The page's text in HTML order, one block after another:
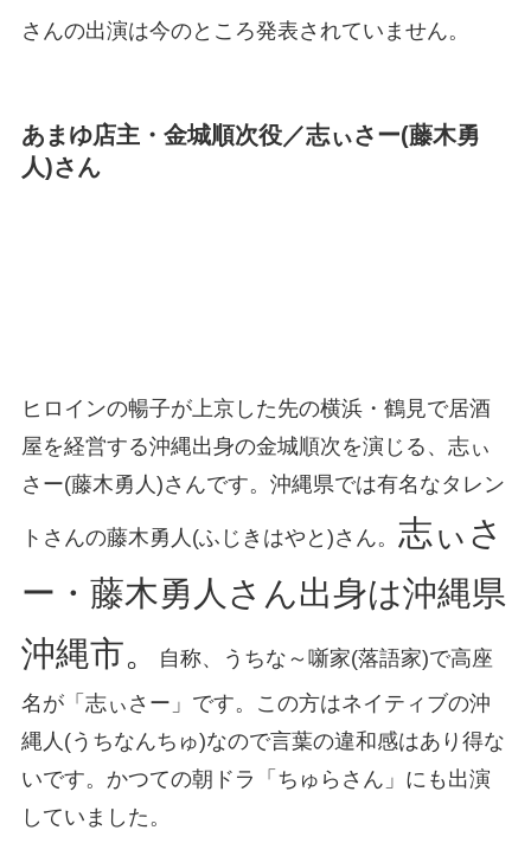
さんの出演は今のところ発表されていません。
あまゆ店主・金城順次役／志ぃさー(藤木勇
人)さん
ヒロインの暢子が上京した先の横浜・鶴見で居酒
屋を経営する沖縄出身の金城順次を演じる、志ぃ
さー(藤木勇人)さんです。沖縄県では有名なタレン
トさんの藤木勇人(ふじきはやと)さん。 志ぃさ
ー・藤木勇人さん出身は沖縄県
沖縄市。
自称、うちな～噺家(落語家)で高座
名が「志ぃさー」です。この方はネイティブの沖
縄人(うちなんちゅ)なので言葉の違和感はあり得な
いです。かつての朝ドラ「ちゅらさん」にも出演
していました。